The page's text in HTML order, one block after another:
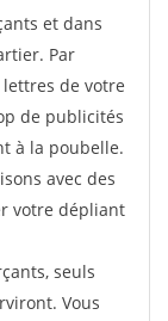
et dans
Par
de votre
de publicités
à la poubelle.
avec des
votre dépliant
seuls
Vous